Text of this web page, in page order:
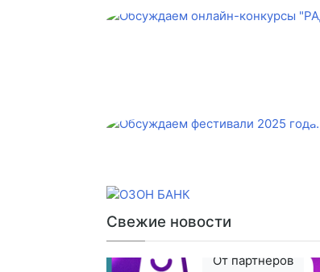
Свежие новости
От партнеров